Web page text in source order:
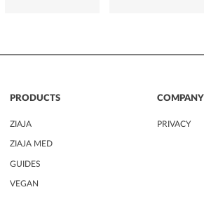
PRODUCTS
ZIAJA
ZIAJA MED
GUIDES
VEGAN
COMPANY
PRIVACY